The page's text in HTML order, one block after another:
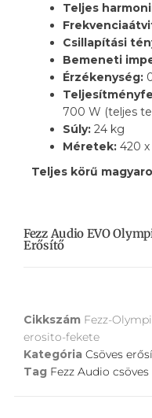
Teljes
Csillapítási
Bemeneti
Érzékenység:
700 W (teljes
Súly: 24 kg
Méretek: 420
Teljes körű
Fezz Audio EVO
Erősítő
Cikkszám Fezz-
erosito-fekete
Kategória Csöves
Tag Fezz Audio